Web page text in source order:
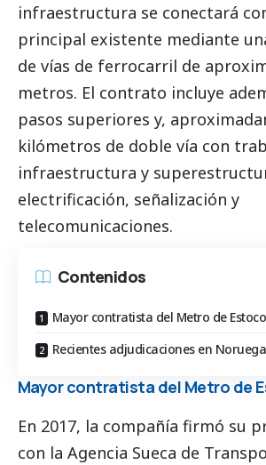
infraestructura se conectará
principal existente mediante
de vías de ferrocarril de
metros. El contrato incluye
pasos superiores y,
kilómetros de doble vía con
infraestructura y
electrificación, señalización y
telecomunicaciones.
Contenidos
Mayor contratista del Metro de
Recientes adjudicaciones en Noruega
Mayor contratista del Metro de
En 2017, la compañía firmó su
con la Agencia Sueca de